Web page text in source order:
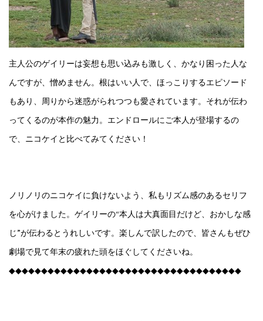
主人公のゲイリーは妄想も思い込みも激しく、かなり困った人な
んですが、憎めません。根はいい人で、ほっこりするエピソード
もあり、周りから迷惑がられつつも愛されています。それが伝わ
ってくるのが本作の魅力。エンドロールにご本人が登場するの
で、ニコケイと比べてみてください！
ノリノリのニコケイに負けないよう、私もリズム感のあるセリフ
を心がけました。ゲイリーの“本人は大真面目だけど、おかしな感
じ”が伝わるとうれしいです。楽しんで訳したので、皆さんもぜひ
劇場で見て年末の疲れた頭をほぐしてくださいね。
◆◆◆◆◆◆◆◆◆◆◆◆◆◆◆◆◆◆◆◆◆◆◆◆◆◆◆◆◆◆◆◆◆◆◆◆